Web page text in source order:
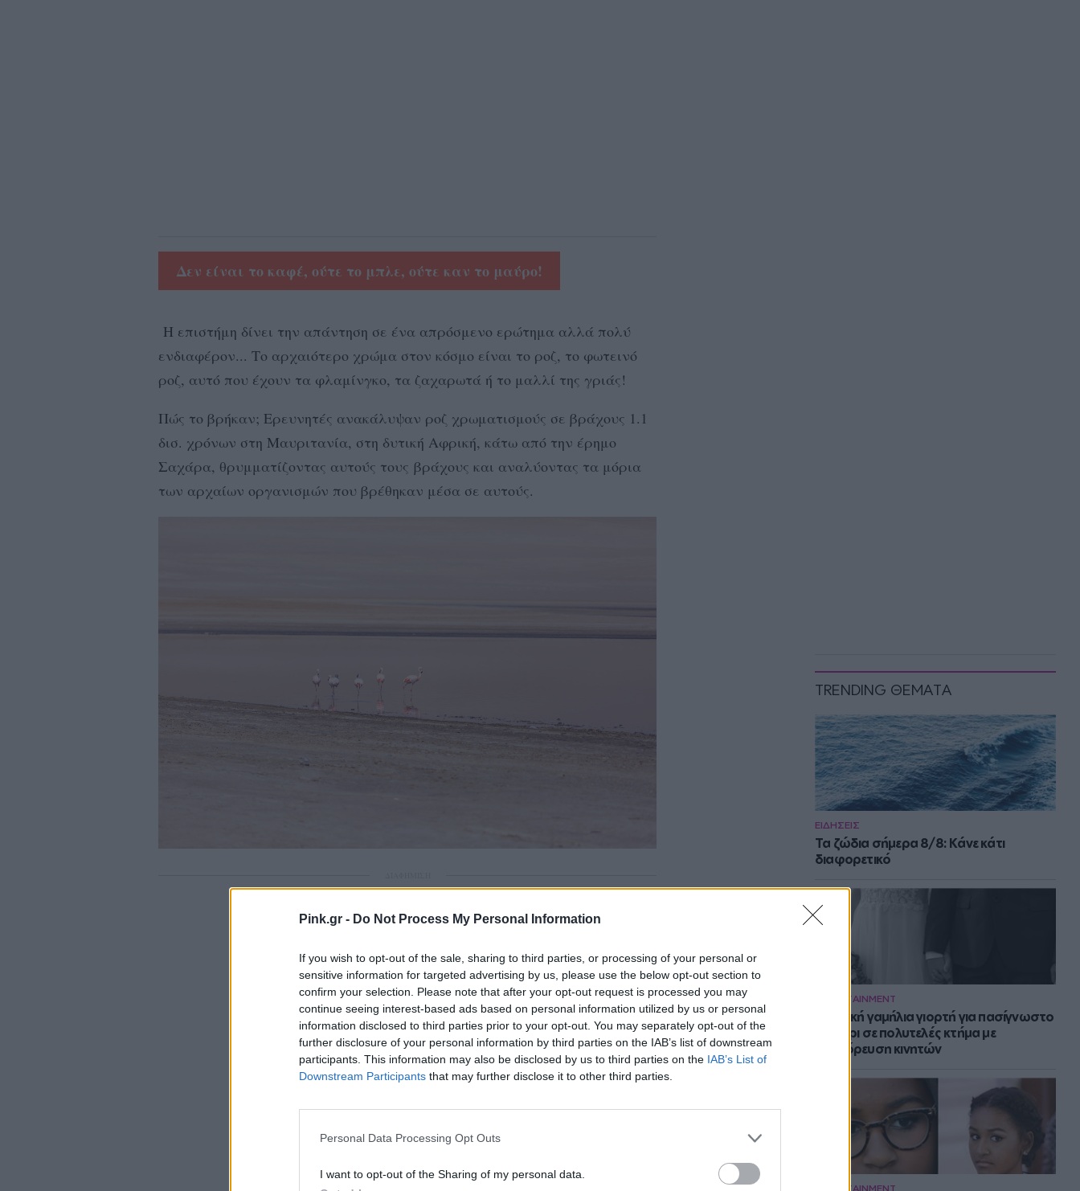
Pink.gr - Do Not Process My Personal Information
If you wish to opt-out of the sale, sharing to third parties, or processing of your personal or
sensitive information for targeted advertising by us, please use the below opt-out section to
confirm your selection. Please note that after your opt-out request is processed you may
continue seeing interest-based ads based on personal information utilized by us or personal
information disclosed to third parties prior to your opt-out. You may separately opt-out of the
further disclosure of your personal information by third parties on the IAB’s list of downstream
participants. This information may also be disclosed by us to third parties on the IAB’s List of
Downstream Participants that may further disclose it to other third parties.
Personal Data Processing Opt Outs
I want to opt-out of the Sharing of my personal data.
TRENDING ΘΕΜΑΤΑ
ΕΙΔΗΣΕΙΣ
Τα ζώδια σήμερα 8/8: Κάνε κάτι
διαφορετικό
ENTERTAINMENT
Μυστική γαμήλια γιορτή για πασίγνωστο
ζευγάρι σε πολυτελές κτήμα με
απαγόρευση κινητών
ENTERTAINMENT
Δεν είναι το καφέ, ούτε το μπλε, ούτε καν το μαύρο!
Η επιστήμη δίνει την απάντηση σε ένα απρόσμενο ερώτημα αλλά πολύ
ενδιαφέρον... Το αρχαιότερο χρώμα στον κόσμο είναι το ροζ, το φωτεινό
ροζ, αυτό που έχουν τα φλαμίνγκο, τα ζαχαρωτά ή το μαλλί της γριάς!
Πώς το βρήκαν; Eρευνητές ανακάλυψαν ροζ χρωματισμούς σε βράχους 1.1
δισ. χρόνων στη Μαυριτανία, στη δυτική Αφρική, κάτω από την έρημο
Σαχάρα, θρυμματίζοντας αυτούς τους βράχους και αναλύοντας τα μόρια
των αρχαίων οργανισμών που βρέθηκαν μέσα σε αυτούς.